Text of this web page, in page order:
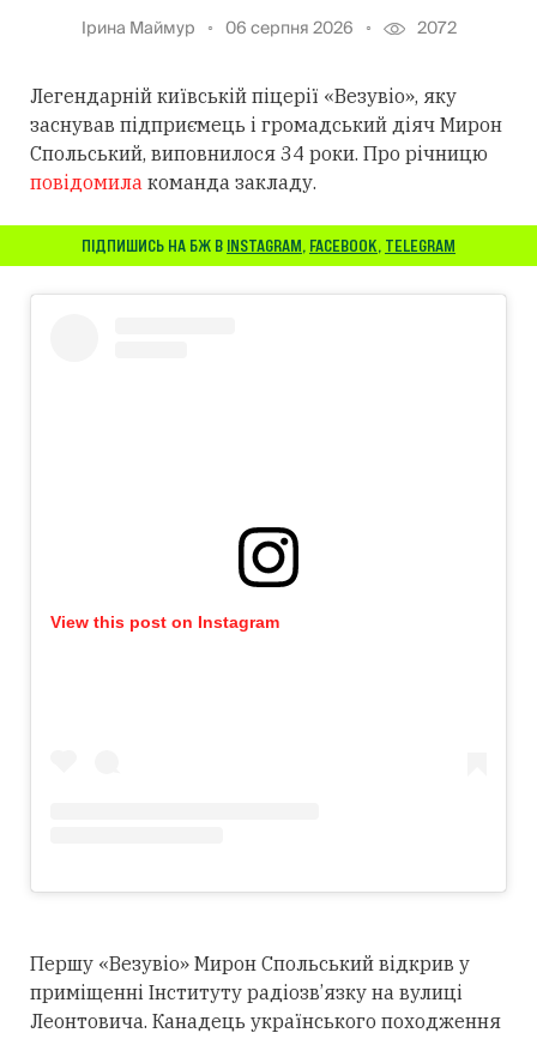
Ірина Маймур 06 серпня 2026 2072
Легендарній київській піцерії «Везувіо», яку
заснував підприємець і громадський діяч Мирон
Спольський, виповнилося 34 роки. Про річницю
повідомила команда закладу.
ПІДПИШИСЬ НА БЖ В INSTAGRAM, FACEBOOK, TELEGRAM
View this post on Instagram
Першу «Везувіо» Мирон Спольський відкрив у
приміщенні Інституту радіозв’язку на вулиці
Леонтовича. Канадець українського походження